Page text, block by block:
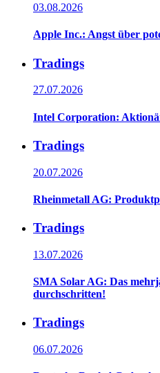
03.08.2026
Apple Inc.: Angst über
Tradings
27.07.2026
Intel Corporation:
Tradings
20.07.2026
Rheinmetall AG:
Tradings
13.07.2026
SMA Solar AG: Das
durchschritten!
Tradings
06.07.2026